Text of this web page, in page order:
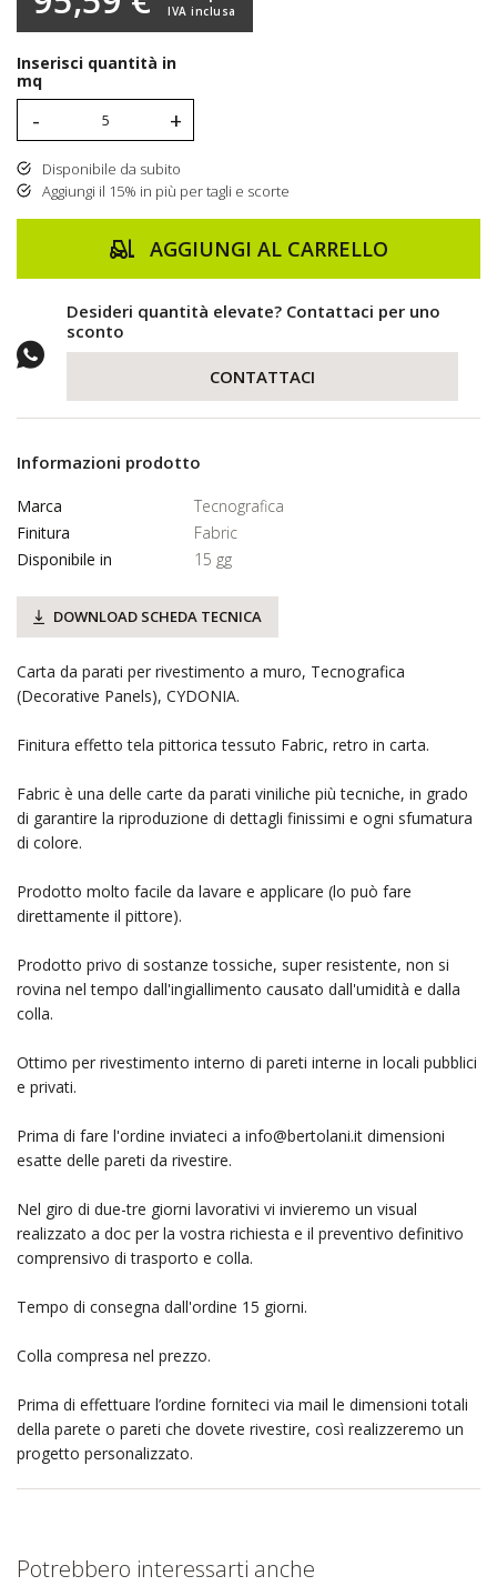
IVA inclusa
Inserisci quantità in
mq
- +
Disponibile da subito
Aggiungi il 15% in più per tagli e scorte
AGGIUNGI AL CARRELLO
Desideri quantità elevate? Contattaci per uno
sconto
CONTATTACI
Informazioni prodotto
Marca
Tecnografica
Finitura
Fabric
Disponibile in
15 gg
DOWNLOAD SCHEDA TECNICA
Carta da parati per rivestimento a muro, Tecnografica
(Decorative Panels), CYDONIA.
Finitura effetto tela pittorica tessuto Fabric, retro in carta.
Fabric è una delle carte da parati viniliche più tecniche, in grado
di garantire la riproduzione di dettagli finissimi e ogni sfumatura
di colore.
Prodotto molto facile da lavare e applicare (lo può fare
direttamente il pittore).
Prodotto privo di sostanze tossiche, super resistente, non si
rovina nel tempo dall'ingiallimento causato dall'umidità e dalla
colla.
Ottimo per rivestimento interno di pareti interne in locali pubblici
e privati.
Prima di fare l'ordine inviateci a info@bertolani.it dimensioni
esatte delle pareti da rivestire.
Nel giro di due-tre giorni lavorativi vi invieremo un visual
realizzato a doc per la vostra richiesta e il preventivo definitivo
comprensivo di trasporto e colla.
Tempo di consegna dall'ordine 15 giorni.
Colla compresa nel prezzo.
Prima di effettuare l’ordine forniteci via mail le dimensioni totali
della parete o pareti che dovete rivestire, così realizzeremo un
progetto personalizzato.
Potrebbero interessarti anche